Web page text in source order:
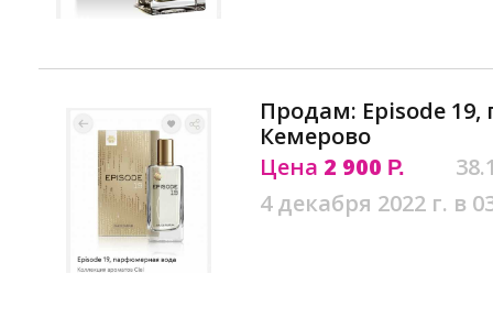
Продам: Episode
Кемерово
Цена 2 900 Р.
4 декабря 2022 г. в